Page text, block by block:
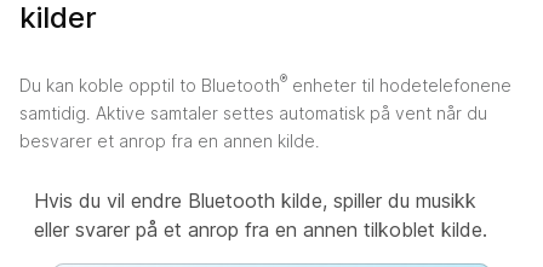
kilder
Du kan koble opptil to Bluetooth® enheter til hodetelefonene
samtidig. Aktive samtaler settes automatisk på vent når du
besvarer et anrop fra en annen kilde.
Hvis du vil endre Bluetooth kilde, spiller du musikk
eller svarer på et anrop fra en annen tilkoblet kilde.